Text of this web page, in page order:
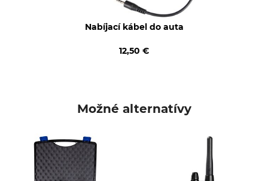
Nabíjací kábel do auta
12,50 €
Možné alternatívy